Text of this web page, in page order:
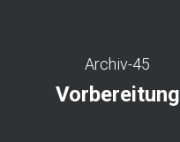
Archiv-45
Vorbereitung